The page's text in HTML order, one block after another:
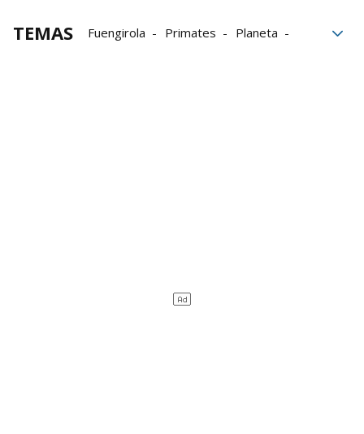
TEMAS Fuengirola Primates
Planeta